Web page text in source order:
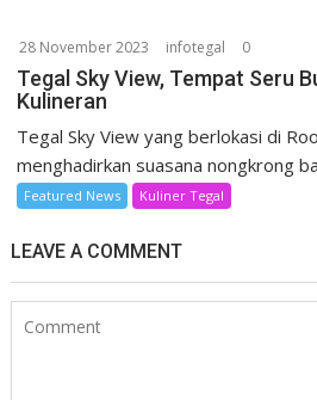
28 November 2023 infotegal 0
Tegal Sky View, Tempat Seru
Kulineran
Tegal Sky View yang berlokasi di
menghadirkan suasana nongkrong
Featured News Kuliner Tegal
LEAVE A COMMENT